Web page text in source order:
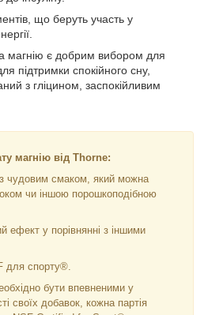
що беруть участь у
магнію є добрим вибором для
підтримки спокійного сну,
з гліцином, заспокійливим
магнію від Thorne:
чудовим смаком, який можна
чи іншою порошкоподібною
ефект у порівнянні з іншими
для спорту®.
бути впевненими у
своїх добавок, кожна партія